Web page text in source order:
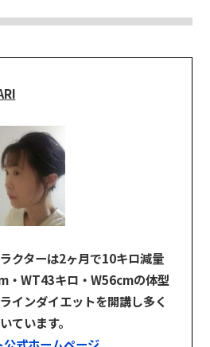
クターは2ヶ月で10キロ減量
・WT43キロ・W56cmの体型
インダイエットを開講し多く
ています。